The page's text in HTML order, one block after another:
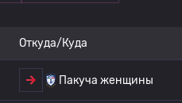
Откуда/Куда
Пакуча женщины